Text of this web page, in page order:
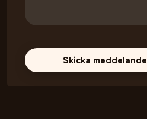
Skicka meddelande